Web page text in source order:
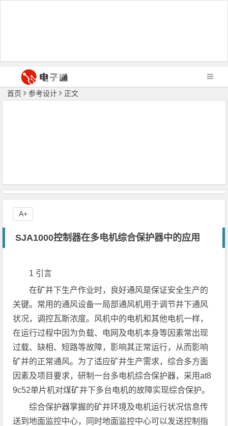
首页 参考设计 正文
SJA1000控制器在多电机综合保护器中的应用
1 引言
在矿井下生产作业时，良好通风是保证安全生产的
关键。常用的通风设备一局部通风机用于调节井下通风
状况，调控瓦斯浓度。风机中的电机和其他电机一样，
在运行过程中因为负载、电网及电机本身等因素常出现
过载、缺相、短路等故障，影响其正常运行，从而影响
矿井的正常通风。为了适应矿井生产需求，综合多方面
因素及项目要求，研制一台多电机综合保护器，采用at8
9c52单片机对煤矿井下多台电机的故障实现综合保护。
综合保护器掌握的矿井环境及电机运行状况信息传
送到地面监控中心，同时地面监控中心可以发送控制指
A+